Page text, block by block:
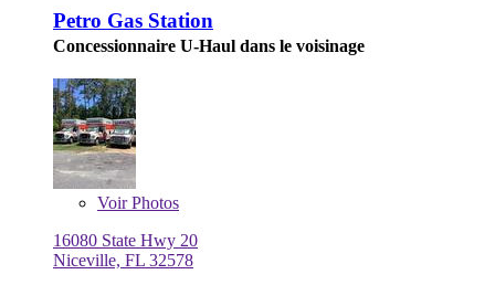
Petro Gas Station
Concessionnaire U-Haul dans le voisinage
VoirPhotos
16080 State Hwy 20
Niceville, FL 32578